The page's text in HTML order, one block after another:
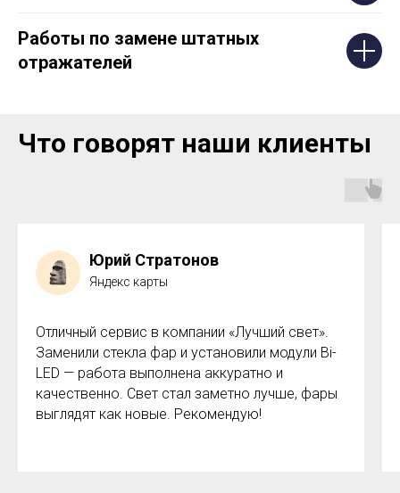
Работы по замене штатных
отражателей
Что говорят наши клиенты
Юрий Стратонов
Яндекс карты
Отличный сервис в компании «Лучший свет».
Заменили стекла фар и установили модули Bi-
LED — работа выполнена аккуратно и
качественно. Свет стал заметно лучше, фары
выглядят как новые. Рекомендую!